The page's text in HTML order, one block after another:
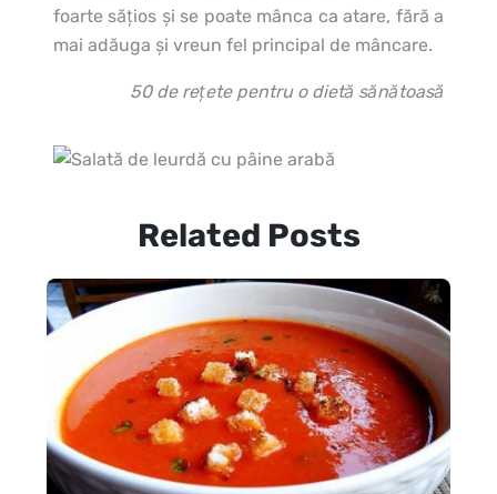
foarte săţios şi se poate mânca ca atare, fără a
mai adăuga şi vreun fel principal de mâncare.
50 de reţete pentru o dietă sănătoasă
Related Posts